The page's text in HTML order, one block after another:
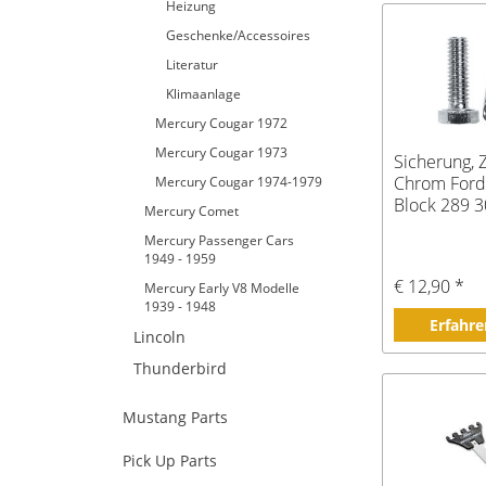
Heizung
Geschenke/Accessoires
Literatur
Klimaanlage
Mercury Cougar 1972
Mercury Cougar 1973
Mercury Cougar 1974-1979
Mercury Comet
Mercury Passenger Cars
1949 - 1959
Mercury Early V8 Modelle
1939 - 1948
Lincoln
Thunderbird
Mustang Parts
Pick Up Parts
Sicherung,
Chrom
Block 289
€ 12,90 *